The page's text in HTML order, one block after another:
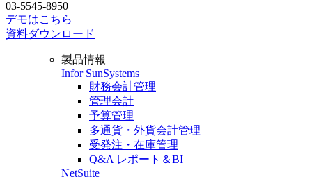
03-5545-8950
デモはこちら
資料ダウンロード
製品情報
Infor SunSystems
財務会計管理
管理会計
予算管理
多通貨・外貨会計管理
受発注・在庫管理
Q&A レポート＆BI
NetSuite